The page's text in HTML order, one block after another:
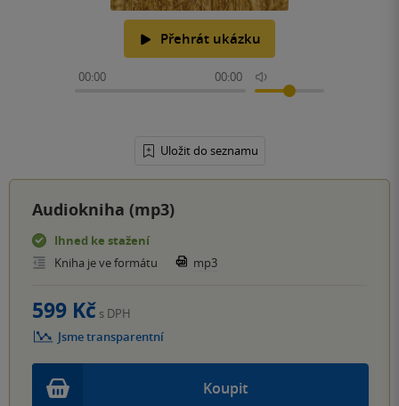
Přehrát ukázku
00:00 00:00
Uložit do seznamu
Audiokniha (mp3)
Ihned ke stažení
Kniha je ve formátu
mp3
Koupit
599 Kč s DPH
Jsme transparentní